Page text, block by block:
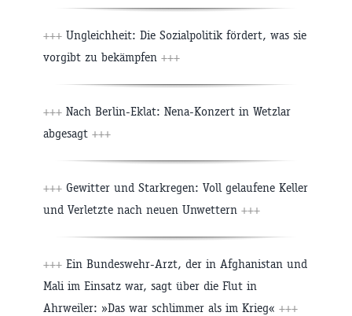
+++ Ungleichheit: Die Sozial­politik fördert, was sie
vor­gibt zu bekämpfen +++
+++ Nach Berlin-Eklat: Nena-Konzert in Wetzlar
abgesagt +++
+++ Gewitter und Starkregen: Voll gelaufene Keller
und Verletzte nach neuen Unwettern +++
+++ Ein Bundeswehr-Arzt, der in Afghanistan und
Mali im Einsatz war, sagt über die Flut in
Ahrweiler: »Das war schlimmer als im Krieg« +++